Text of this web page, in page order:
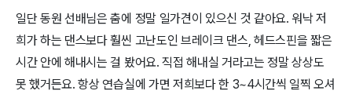
일단 동원 선배님은 춤에 정말 일가견이 있으신 것 같아요. 워낙 저
희가 하는 댄스보다 훨씬 고난도인 브레이크 댄스, 헤드스핀을 짧은
시간 안에 해내시는 걸 봤어요. 직접 해내실 거라고는 정말 상상도
못 했거든요. 항상 연습실에 가면 저희보다 한 3~4시간씩 일찍 오셔